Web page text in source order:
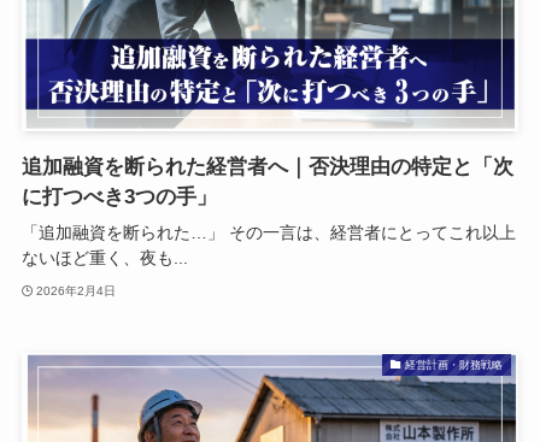
追加融資を断られた経営者へ｜否決理由の特定と「次
に打つべき3つの手」
「追加融資を断られた…」 その一言は、経営者にとってこれ以上
ないほど重く、夜も...
2026年2月4日
経営計画・財務戦略